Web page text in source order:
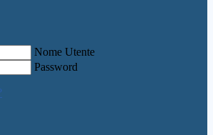
Nome Utente
Password